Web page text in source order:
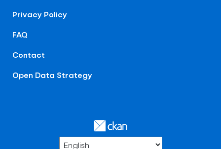
Privacy Policy
FAQ
Contact
Open Data Strategy